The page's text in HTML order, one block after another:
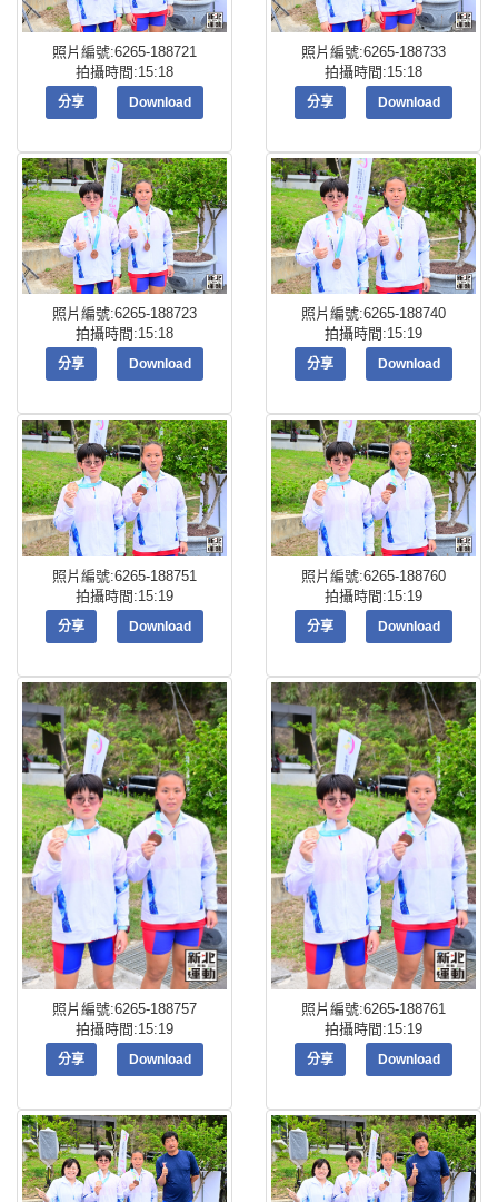
照片編號:6265-188721
拍攝時間:15:18
分享 Download
照片編號:6265-188733
拍攝時間:15:18
分享 Download
照片編號:6265-188723
拍攝時間:15:18
分享 Download
照片編號:6265-188740
拍攝時間:15:19
分享 Download
照片編號:6265-188751
拍攝時間:15:19
分享 Download
照片編號:6265-188760
拍攝時間:15:19
分享 Download
照片編號:6265-188757
拍攝時間:15:19
分享 Download
照片編號:6265-188761
拍攝時間:15:19
分享 Download